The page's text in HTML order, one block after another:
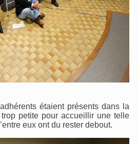
étaient présents dans la
petite pour accueillir une telle
eux ont du rester debout.